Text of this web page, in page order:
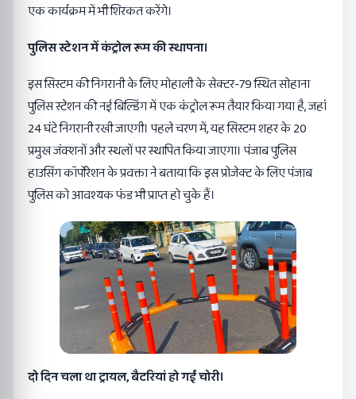
एक कार्यक्रम में भी शिरकत करेंगे।
पुलिस स्टेशन में कंट्रोल रूम की स्थापना।
इस सिस्टम की निगरानी के लिए मोहाली के सेक्टर-79 स्थित सोहाना
पुलिस स्टेशन की नई बिल्डिंग में एक कंट्रोल रूम तैयार किया गया है, जहां
24 घंटे निगरानी रखी जाएगी। पहले चरण में, यह सिस्टम शहर के 20
प्रमुख जंक्शनों और स्थलों पर स्थापित किया जाएगा। पंजाब पुलिस
हाउसिंग कॉर्पोरेशन के प्रवक्ता ने बताया कि इस प्रोजेक्ट के लिए पंजाब
पुलिस को आवश्यक फंड भी प्राप्त हो चुके हैं।
दो दिन चला था ट्रायल, बैटरियां हो गईं चोरी।